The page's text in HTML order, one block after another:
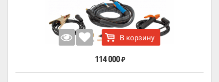
В корзину
114 000 ₽